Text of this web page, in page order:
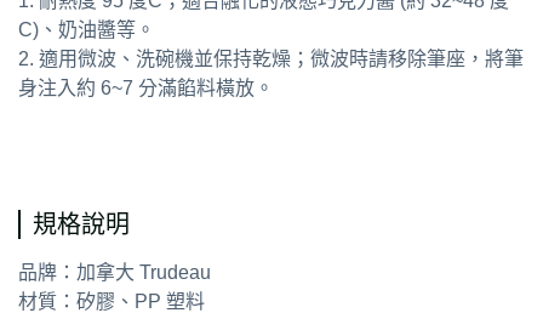
C)、奶油醬等。
2. 適用微波、洗碗機並保持乾燥；微波時請移除筆座，將筆
身注入約 6~7 分滿餡料橫放。
規格說明
品牌：加拿大 Trudeau
材質：矽膠、PP 塑料